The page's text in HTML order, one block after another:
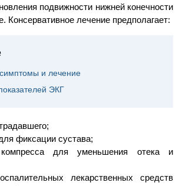
подвижности нижней конечности
Консервативное лечение предполагает:
и лечение
ЭКГ
фиксации сустава;
для уменьшения отека и
лекарственных средств